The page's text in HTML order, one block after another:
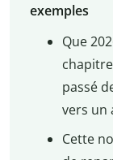
exemples
Que
passé
vers un
Cette